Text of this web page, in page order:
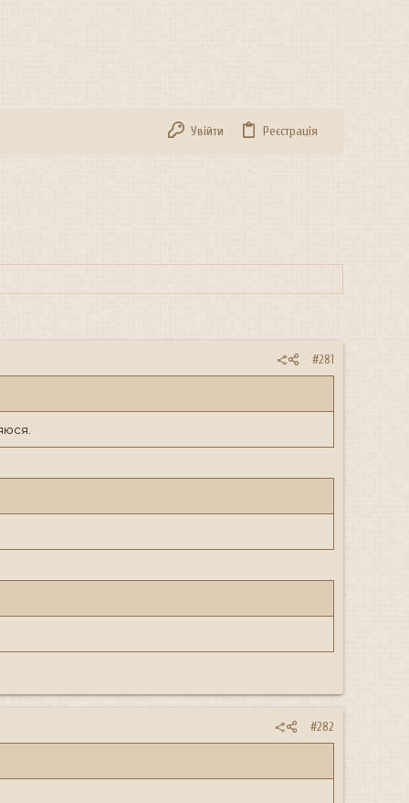
Увійти Реєстрація
#281
#282